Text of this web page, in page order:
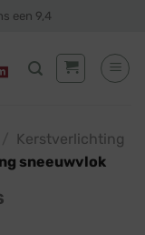
een 9,4
Kerstverlichting
sneeuwvlok